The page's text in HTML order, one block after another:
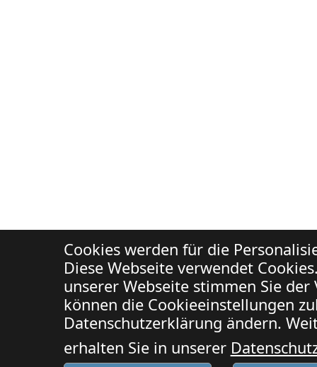
Cookies werden für die
Diese Webseite verwendet
unserer Webseite stimmen Sie
können die Cookieeinstellungen
Datenschutzerklärung ändern.
erhalten Sie in unserer